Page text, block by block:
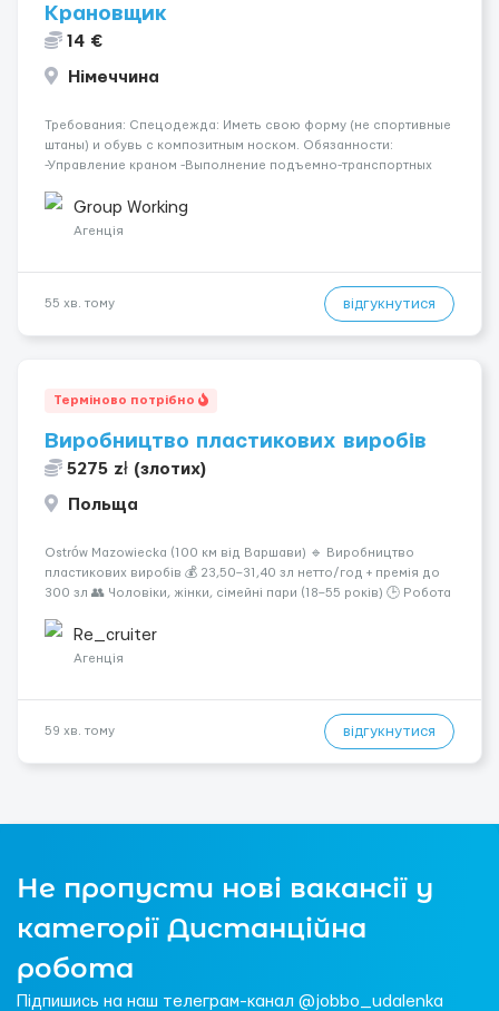
Крановщик
14 €
Німеччина
Требования: Спецодежда: Иметь свою форму (не спортивные
штаны) и обувь с композитным носком. Обязанности:
-Управление краном -Выполнение подъемно-транспортных
инструкций по безопасности. -Опыт управления различными
типами кранов (моб...
Group Working
Агенція
55 хв. тому відгукнутися
Терміново потрібно
Виробництво пластикових виробів
5275 zł (злотих)
Польща
Ostrów Mazowiecka (100 км від Варшави) 🔹 Виробництво
пластикових виробів 💰 23,50–31,40 зл нетто/год + премія до
300 зл 👥 Чоловіки, жінки, сімейні пари (18–55 років) 🕒 Робота
житло — 400 зл. 📦 Обов...
Re_cruiter
Агенція
59 хв. тому відгукнутися
Не пропусти нові вакансії у
категорії Дистанційна
робота
Підпишись на наш телеграм-канал @jobbo_udalenka